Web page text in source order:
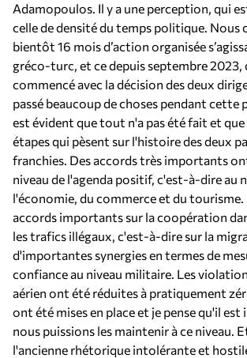
Adamopoulos. Il y a une perception, qui
celle de densité du temps politique. Nous
bientôt 16 mois d’action organisée
gréco-turc, et ce depuis septembre 2023,
commencé avec la décision des deux
passé beaucoup de choses pendant cette
est évident que tout n'a pas été fait et
étapes qui pèsent sur l'histoire des deux
franchies. Des accords très importants
niveau de l'agenda positif, c'est-à-dire au
l'économie, du commerce et du tourisme.
accords importants sur la coopération
les trafics illégaux, c'est-à-dire sur la
d'importantes synergies en termes de
confiance au niveau militaire. Les
aérien ont été réduites à pratiquement
ont été mises en place et je pense qu'il
nous puissions les maintenir à ce niveau.
l'ancienne rhétorique intolérante et